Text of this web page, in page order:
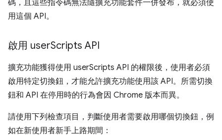
碼，且這些指令碼無法隨擴充功能套件一併發布，就必須使
用這個 API。
啟用 userScripts API
擴充功能獲得使用 userScripts API 的權限後，使用者必須
啟用特定切換鈕，才能允許擴充功能使用該 API。所需切換
鈕和 API 在停用時的行為會因 Chrome 版本而異。
請使用下列檢查項目，判斷使用者需要啟用哪個切換鈕，例
如在新使用者新手上路期間：